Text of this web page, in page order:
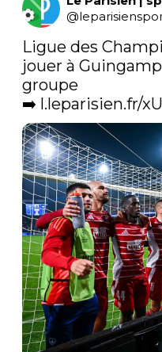
@
Ligue des
jouer à
groupe
➡️ l.leparisien.fr/